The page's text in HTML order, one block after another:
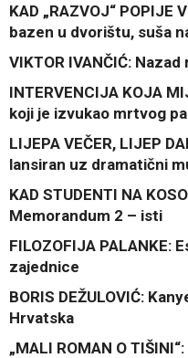
KAD „RAZVOJ“ POPIJE
bazen u dvorištu, suša
VIKTOR IVANČIĆ: Nazad
INTERVENCIJA KOJA
koji je izvukao mrtvog
LIJEPA VEČER, LIJEP
lansiran uz dramatični
KAD STUDENTI NA
Memorandum 2 – isti
FILOZOFIJA PALANKE:
zajednice
BORIS DEŽULOVIĆ:
Hrvatska
„MALI ROMAN O